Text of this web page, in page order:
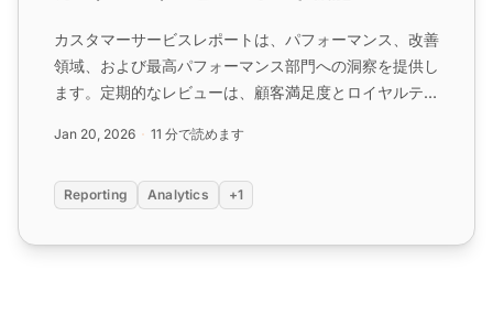
カスタマーサービスレポートは、パフォーマンス、改善
領域、および最高パフォーマンス部門への洞察を提供し
ます。定期的なレビューは、顧客満足度とロイヤルティ
るための包括的なレポート機能を提供します。...
Jan 20, 2026 11 分で読めます
Reporting Analytics +1